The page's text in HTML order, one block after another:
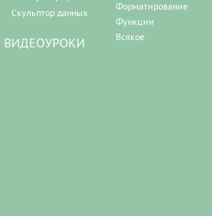
Скульптор данных
ВИДЕОУРОКИ
Форматирование
Функции
Всякое